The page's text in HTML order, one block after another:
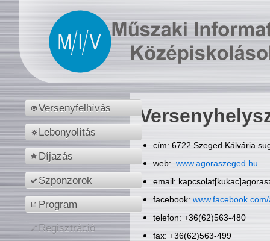
Versenyfelhívás
Lebonyolítás
Díjazás
Szponzorok
Program
Regisztráció
cím: 6722 Szeged Kálvária
web: www.agoraszeged.hu
email:
facebook:
telefon: +36(62)563-480
fax: +36(62)563-499